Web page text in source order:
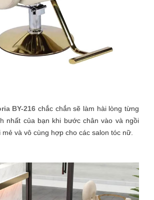
BY-216 chắc chắn sẽ làm hài lòng từng
nhất của bạn khi bước chân vào và ngồi
và vô cùng hợp cho các salon tóc nữ.